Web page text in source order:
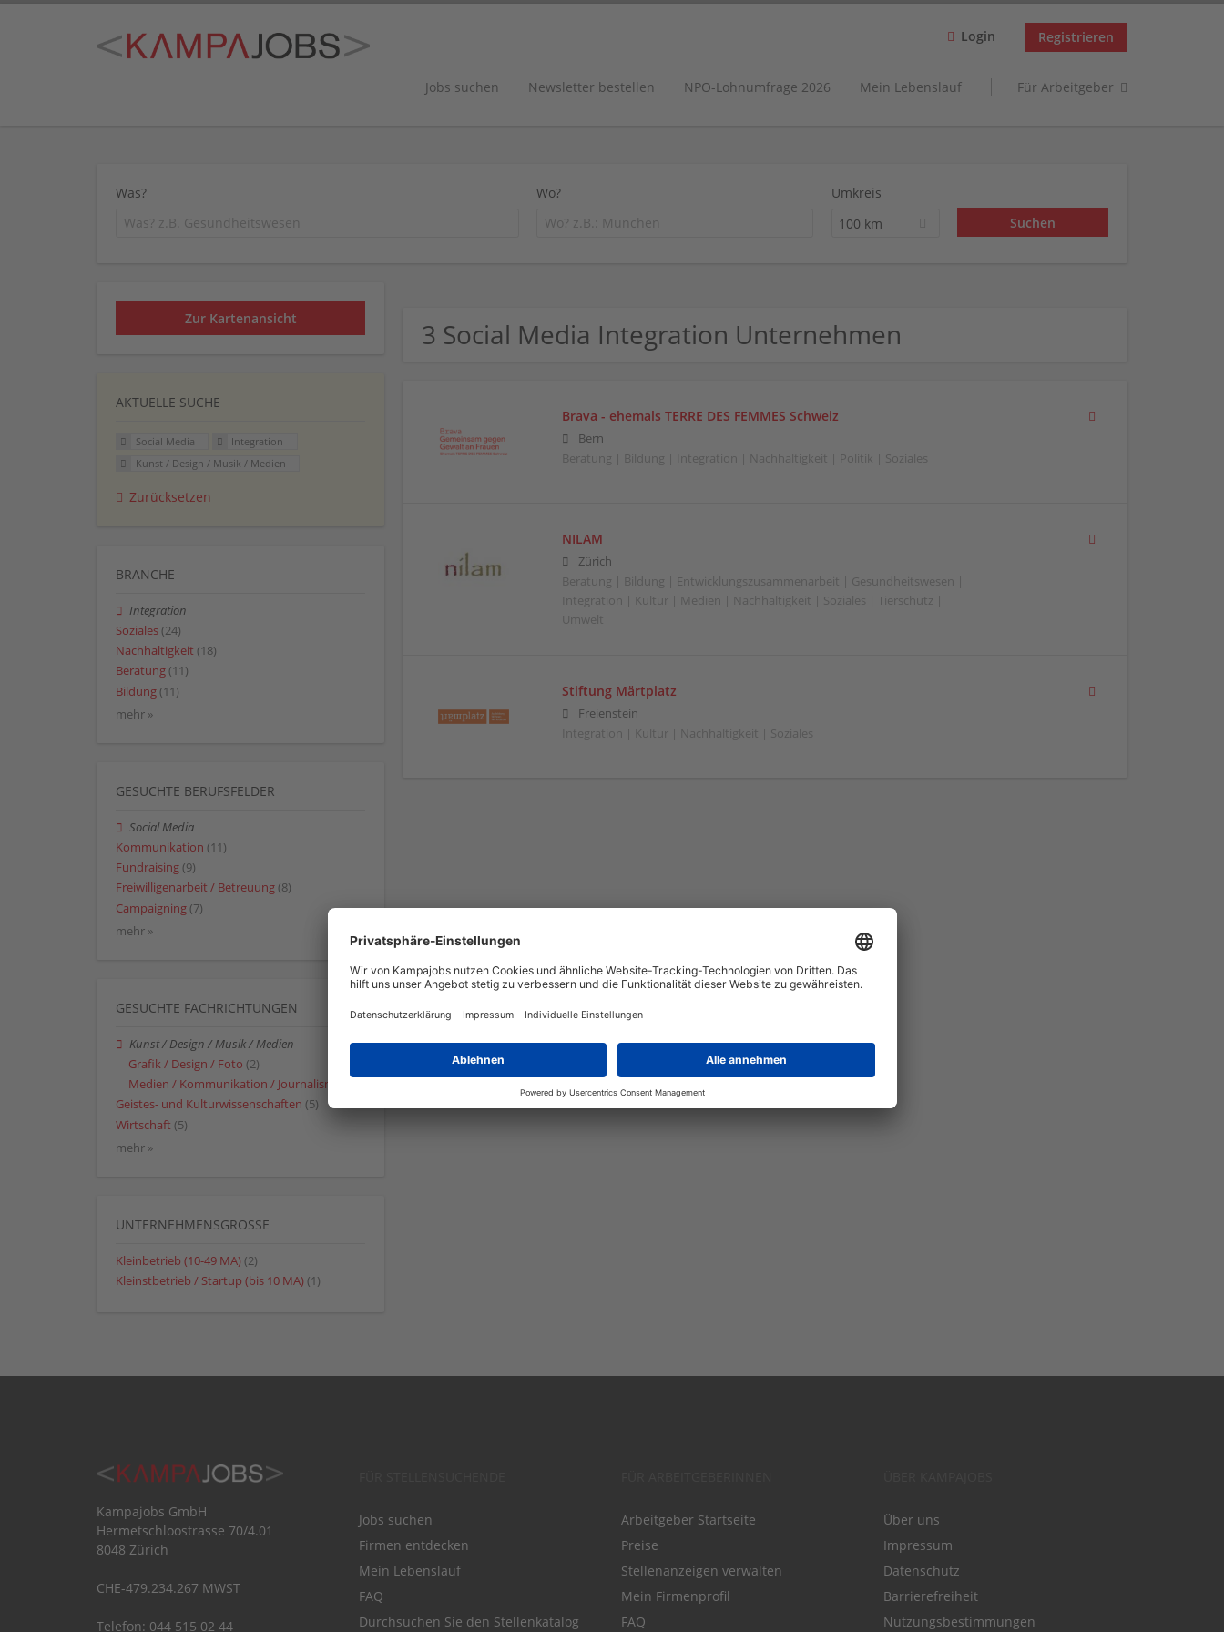
Login Registrieren
Jobs suchen Newsletter bestellen NPO-Lohnumfrage 2026 Mein Lebenslauf Für Arbeitgeber
Was? Wo?
Umkreis
100 km
3 Social Media Integration Unternehmen
Brava - ehemals TERRE DES FEMMES Schweiz
Bern
Beratung | Bildung | Integration | Nachhaltigkeit | Politik | Soziales
NILAM
Zürich
Beratung | Bildung | Entwicklungszusammenarbeit | Gesundheitswesen |
Integration | Kultur | Medien | Nachhaltigkeit | Soziales | Tierschutz |
Umwelt
Stiftung Märtplatz
Freienstein
Integration | Kultur | Nachhaltigkeit | Soziales
Zur Kartenansicht
AKTUELLE SUCHE
Social Media
Integration
Kunst / Design / Musik / Medien
Zurücksetzen
BRANCHE
Integration
Soziales (24)
Nachhaltigkeit (18)
Beratung (11)
Bildung (11)
mehr »
GESUCHTE BERUFSFELDER
Social Media
Kommunikation (11)
Fundraising (9)
Freiwilligenarbeit / Betreuung (8)
Campaigning (7)
mehr »
GESUCHTE FACHRICHTUNGEN
Kunst / Design / Musik / Medien
Grafik / Design / Foto (2)
Medien / Kommunikation / Journalismus
Geistes- und Kulturwissenschaften (5)
Wirtschaft (5)
mehr »
UNTERNEHMENSGRÖSSE
Kleinbetrieb (10-49 MA) (2)
Kleinstbetrieb / Startup (bis 10 MA) (1)
Kampajobs GmbH
Hermetschloostrasse 70/4.01
8048 Zürich
CHE-479.234.267 MWST
Telefon: 044 515 02 44
Jobs suchen
Firmen entdecken
Mein Lebenslauf
FAQ
Durchsuchen Sie den Stellenkatalog
Arbeitgeber Startseite
Preise
Stellenanzeigen verwalten
Mein Firmenprofil
FAQ
Über uns
Impressum
Datenschutz
Barrierefreiheit
Nutzungsbestimmungen